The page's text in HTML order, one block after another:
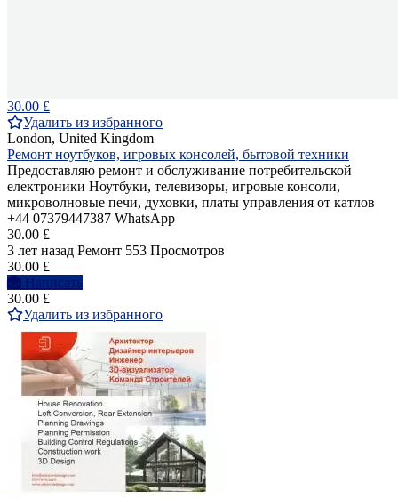
30.00 £
Удалить из избранного
London, United Kingdom
Ремонт ноутбуков, игровых консолей, бытовой техники
Предоставляю ремонт и обслуживание потребительской
електроники Ноутбуки, телевизоры, игровые консоли,
микроволновые печи, духовки, платы управления от катлов
+44 07379447387 WhatsApp
30.00 £
3 лет назад Ремонт 553 Просмотров
30.00 £
Написать
30.00 £
Удалить из избранного